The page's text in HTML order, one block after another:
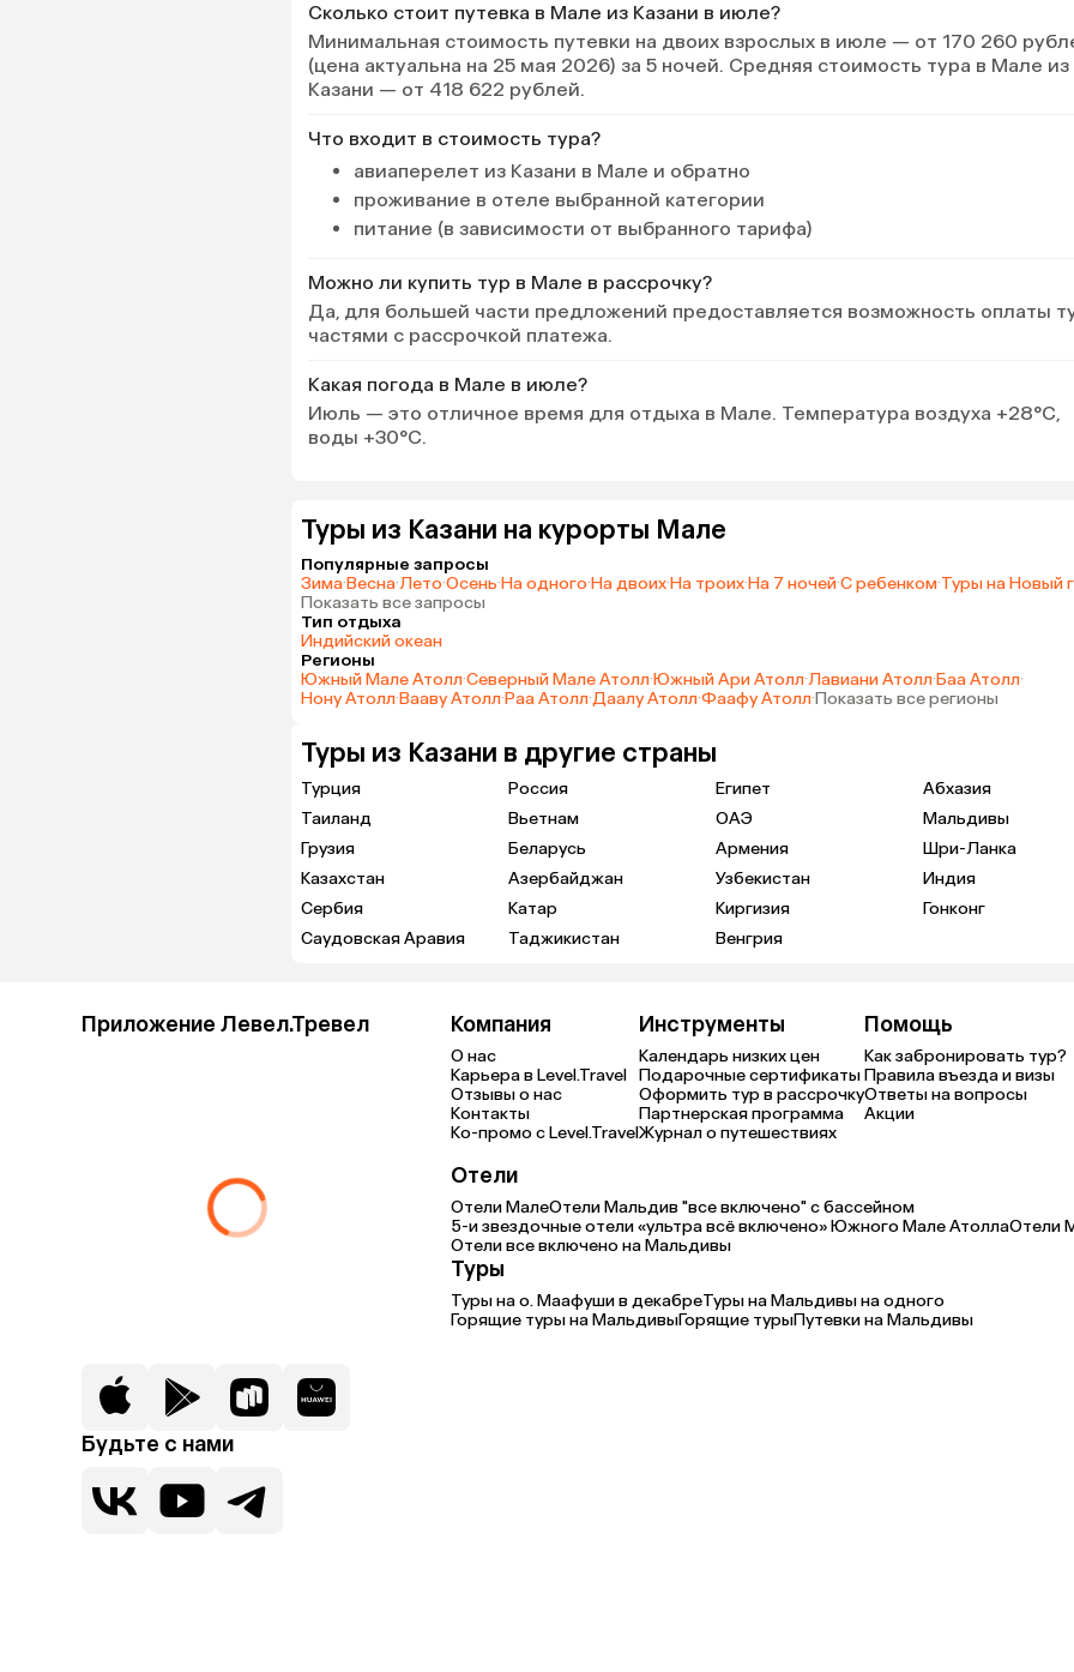
Сколько стоит путевка в Мале из Казани в июле?
Минимальная стоимость путевки на двоих взрослых в июле — от 170 260
(цена актуальна на 25 мая 2026) за 5 ночей. Средняя стоимость тура в Мале из
Казани — от 418 622 рублей.
Что входит в стоимость тура?
авиаперелет из Казани в Мале и обратно
проживание в отеле выбранной категории
питание (в зависимости от выбранного тарифа)
Можно ли купить тур в Мале в рассрочку?
Да, для большей части предложений предоставляется возможность оплаты
частями с рассрочкой платежа.
Какая погода в Мале в июле?
Июль — это отличное время для отдыха в Мале. Температура воздуха +28°C,
воды +30°C.
Туры из Казани на курорты Мале
Популярные запросы
Зима·Весна·Лето·Осень·На одного·На двоих·На троих·На 7 ночей·С ребенком·Туры на Новый
Показать все запросы
Тип отдыха
Индийский океан
Регионы
Южный Мале Атолл·Северный Мале Атолл·Южный Ари Атолл·Лавиани Атолл·Баа Атолл·
Нону Атолл·Вааву Атолл·Раа Атолл·Даалу Атолл·Фаафу Атолл·Показать все регионы
Туры из Казани в другие страны
Турция Россия Египет
Абхазия
Таиланд
Вьетнам ОАЭ
Мальдивы
Грузия
Беларусь Армения
Шри-Ланка
Казахстан
Азербайджан Узбекистан
Индия
Сербия
Катар Киргизия
Гонконг
Саудовская Аравия
Таджикистан Венгрия
Приложение Левел.Тревел
Будьте с нами
Компания
О нас
Карьера в Level.Travel
Отзывы о нас
Контакты
Ко-промо с Level.Travel
Инструменты
Календарь низких цен
Подарочные сертификаты
Оформить тур в рассрочку
Партнерская программа
Журнал о путешествиях
Помощь
Как забронировать тур?
Правила въезда и визы
Ответы на вопросы
Акции
Отели
Отели МалеОтели Мальдив "все включено" с бассейном
5-и звездочные отели «ультра всё включено» Южного Мале АтоллаОтели
Отели все включено на Мальдивы
Туры
Туры на о. Маафуши в декабреТуры на Мальдивы на одного
Горящие туры на МальдивыГорящие турыПутевки на Мальдивы